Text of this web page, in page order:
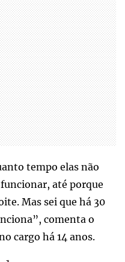
tempo elas não
até porque
Mas sei que há 30
comenta o
cargo há 14 anos.